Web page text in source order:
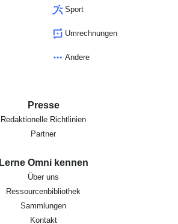
Sport
Umrechnungen
Andere
Presse
Redaktionelle Richtlinien
Partner
Lerne Omni kennen
Über uns
Ressourcenbibliothek
Sammlungen
Kontakt